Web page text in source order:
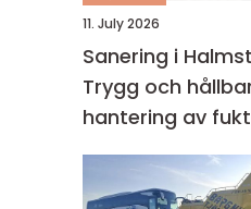
11. July 2026
Sanering i
Trygg och
hantering av
skador